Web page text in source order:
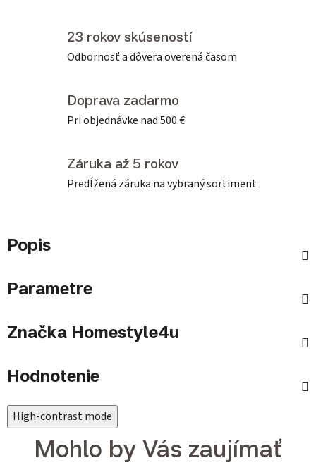
23 rokov skúseností
Odbornosť a dôvera overená časom
Doprava zadarmo
Pri objednávke nad 500 €
Záruka až 5 rokov
Predĺžená záruka na vybraný sortiment
Popis
Parametre
Značka Homestyle4u
Hodnotenie
High-contrast mode
Mohlo by Vás zaujímať